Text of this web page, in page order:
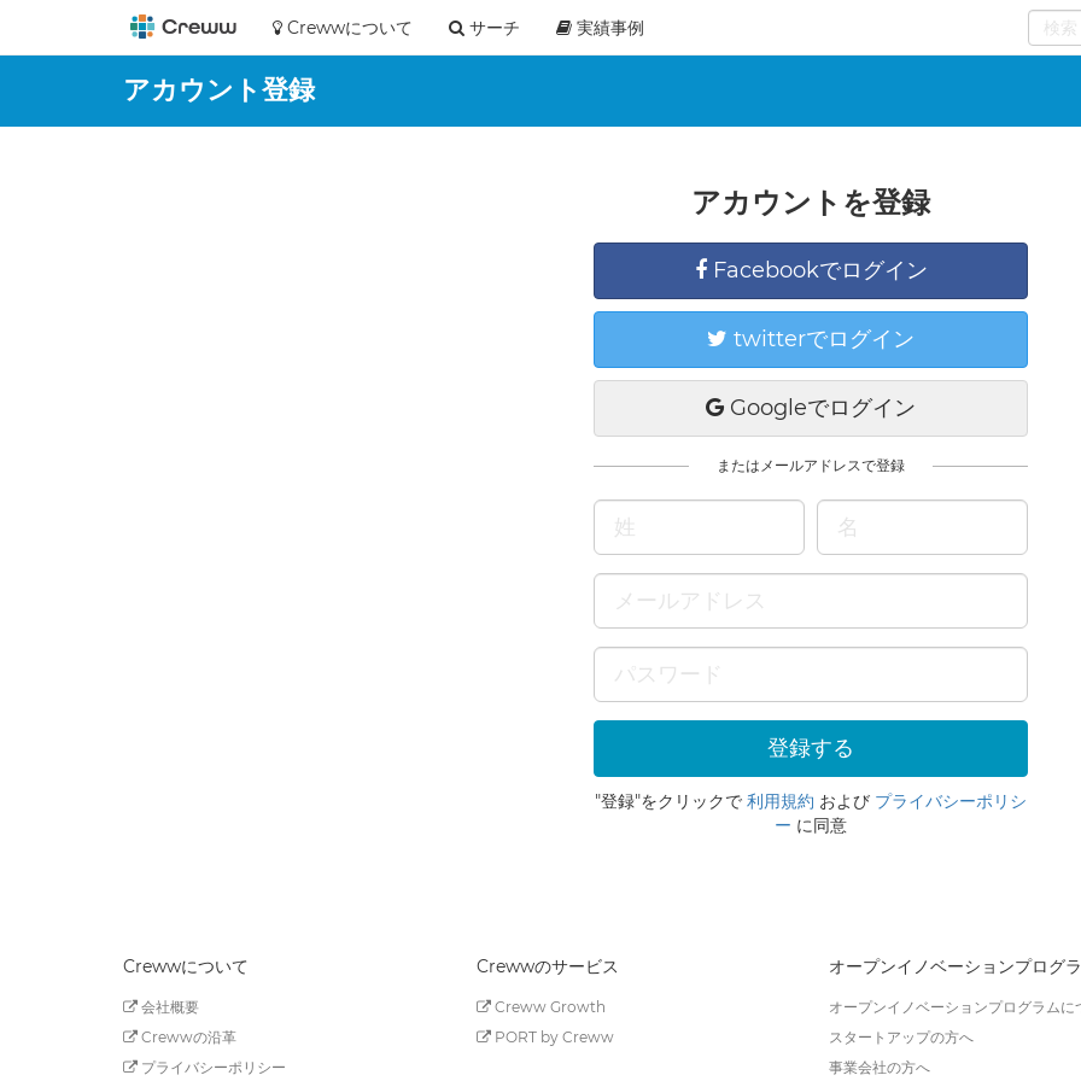
Crewwについて サーチ 実績事例
0
アカウント登録
アカウントを登録
Facebookでログイン
twitterでログイン
Googleでログイン
またはメールアドレスで登録
"登録"をクリックで 利用規約 および プライバシーポリシ
ー に同意
Crewwについて
会社概要
Crewwの沿革
プライバシーポリシー
Crewwのサービス
Creww Growth
PORT by Creww
オープンイノベーションプログ
オープンイノベーションプログラムに
スタートアップの方へ
事業会社の方へ